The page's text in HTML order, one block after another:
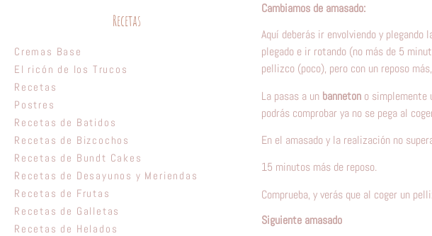
Recetas
Cremas Base
El ricón de los Trucos
Recetas
Postres
Recetas de Batidos
Recetas de Bizcochos
Recetas de Bundt Cakes
Recetas de Desayunos y Meriendas
Recetas de Frutas
Recetas de Galletas
Recetas de Helados
Cambiamos de amasado:
Aquí deberás ir envolviendo y
plegado e ir rotando (no más de 5
pellizco (poco), pero con un reposo
La pasas a unbannetono simplemente
podrás comprobar ya no se pega al
En el amasado y la realización no
15 minutos más de reposo.
Comprueba, y verás que al coger un
Siguiente amasado